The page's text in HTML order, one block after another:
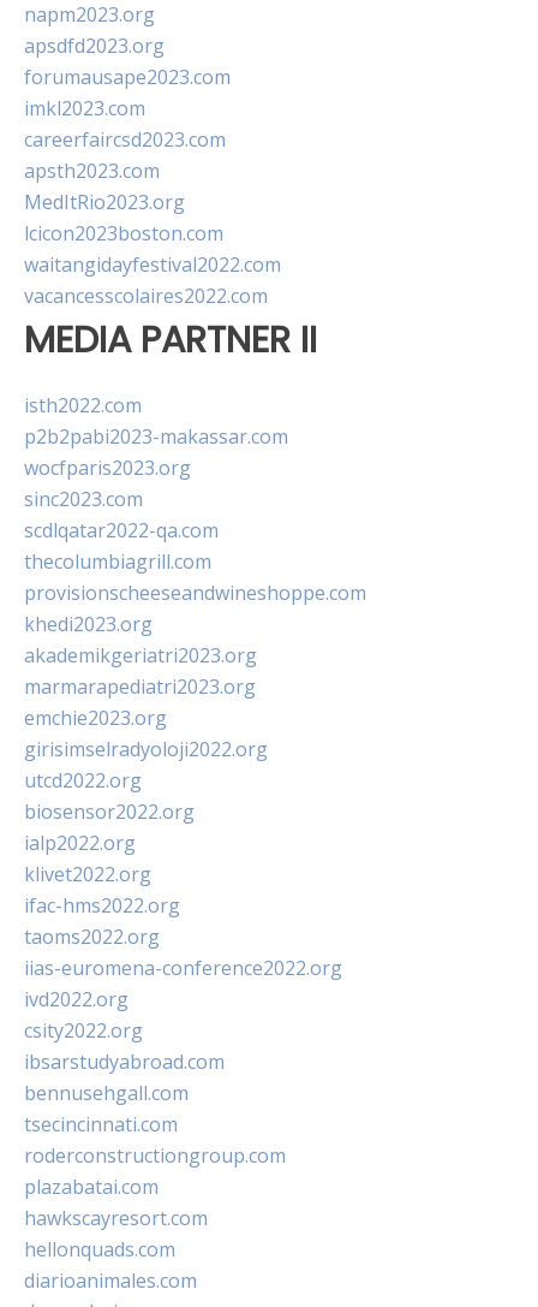
napm2023.org
apsdfd2023.org
forumausape2023.com
imkl2023.com
careerfaircsd2023.com
apsth2023.com
MedItRio2023.org
lcicon2023boston.com
waitangidayfestival2022.com
vacancesscolaires2022.com
MEDIA PARTNER II
isth2022.com
p2b2pabi2023-makassar.com
wocfparis2023.org
sinc2023.com
scdlqatar2022-qa.com
thecolumbiagrill.com
provisionscheeseandwineshoppe.com
khedi2023.org
akademikgeriatri2023.org
marmarapediatri2023.org
emchie2023.org
girisimselradyoloji2022.org
utcd2022.org
biosensor2022.org
ialp2022.org
klivet2022.org
ifac-hms2022.org
taoms2022.org
iias-euromena-conference2022.org
ivd2022.org
csity2022.org
ibsarstudyabroad.com
bennusehgall.com
tsecincinnati.com
roderconstructiongroup.com
plazabatai.com
hawkscayresort.com
hellonquads.com
diarioanimales.com